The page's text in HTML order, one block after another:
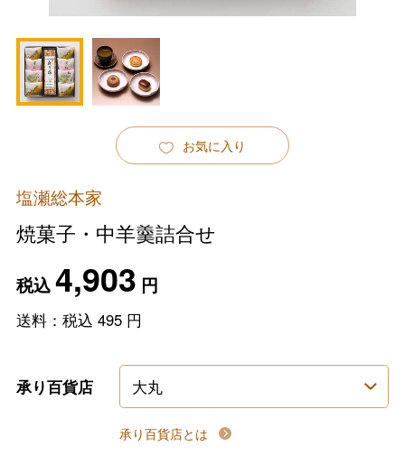
お気に入り
塩瀬総本家
焼菓子・中羊羹詰合せ
税込4,903 円
送料：税込 495円
承り百貨店
承り百貨店とは